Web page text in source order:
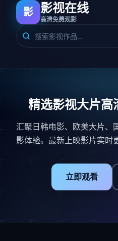
影 影视在线
高清免费观影
精选影视大片高
汇聚日韩电影、欧美大片、
影体验。最新上映影片实时
立即观看